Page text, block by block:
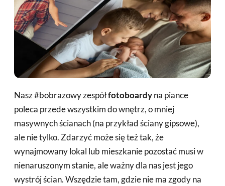
Nasz #bobrazowy zespółfotoboardyna piance
poleca przede wszystkim do wnętrz, o mniej
masywnych ścianach (na przykład ściany gipsowe),
ale nie tylko. Zdarzyć może się też tak, że
wynajmowany lokal lub mieszkanie pozostać musi w
nienaruszonym stanie, ale ważny dla nas jest jego
wystrój ścian. Wszędzie tam, gdzie nie ma zgody na